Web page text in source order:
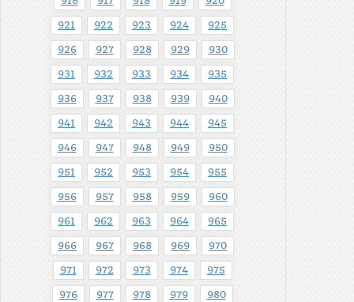
921 922 923 924 925
926 927 928 929 930
931 932 933 934 935
936 937 938 939 940
941 942 943 944 945
946 947 948 949 950
951 952 953 954 955
956 957 958 959 960
961 962 963 964 965
966 967 968 969 970
971 972 973 974 975
976 977 978 979 980